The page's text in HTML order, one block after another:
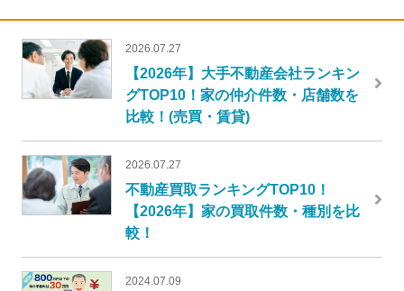
2026.07.27
【2026年】大手不動産会社ランキン
グTOP10！家の仲介件数・店舗数を
比較！(売買・賃貸)
2026.07.27
不動産買取ランキングTOP10！
【2026年】家の買取件数・種別を比
較！
2024.07.09